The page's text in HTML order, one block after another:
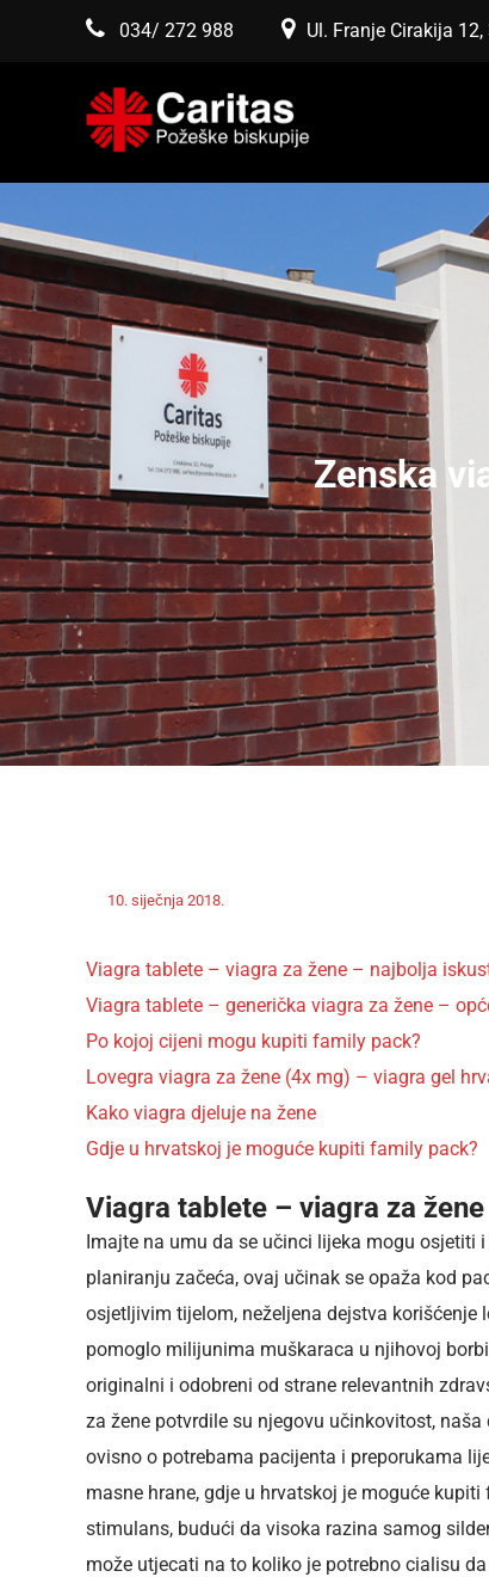
034/ 272 988 Ul. Franje Cirakija
Zenska
10. siječnja 2018.
Viagra tablete – viagra za žene – najbolja
Viagra tablete – generička viagra za žene –
Po kojoj cijeni mogu kupiti family pack?
Lovegra viagra za žene (4x mg) – viagra gel
Kako viagra djeluje na žene
Gdje u hrvatskoj je moguće kupiti family pack?
Viagra tablete – viagra za
Imajte na umu da se učinci lijeka mogu osjetiti
planiranju začeća, ovaj učinak se opaža kod
osjetljivim tijelom, neželjena dejstva korišćenje
pomoglo milijunima muškaraca u njihovoj
originalni i odobreni od strane relevantnih
za žene potvrdile su njegovu učinkovitost,
ovisno o potrebama pacijenta i preporukama
masne hrane, gdje u hrvatskoj je moguće
stimulans, budući da visoka razina samog
može utjecati na to koliko je potrebno cialisu